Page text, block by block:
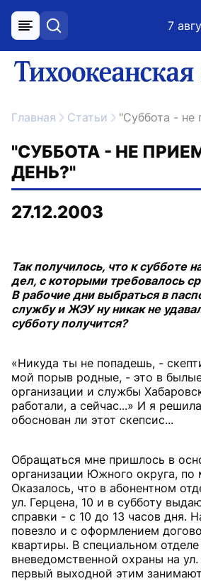
меню поиск 7
ссылка
Главная Статьи "Суббота -
"СУББОТА - НЕ
ДЕНЬ?"
27.12.2003
Так получилось, что к субботе
дел, с которыми требовалось
В рабочие дни выбраться в
службу и ЖЭУ ну никак не
субботу получится?
«Никуда ты не попадешь, -
мой порыв родные, - это в
организации и службы
работали, а сейчас...» И я
обоснован ли этот скепсис...
Обращаться мне пришлось в
организации Южного округа, по
Оказалось, что в абонентном
ул. Герцена, 10 и в субботу
справки - с 10 до 13 часов дня.
повезло и с оформлением
квартиры. В специальном
вневедомственной охраны на
первый выходной этим